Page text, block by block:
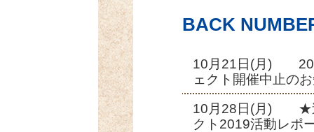
BACK
10月21日(月)
ェクト開催中止の
10月28日(月) ★
クト2019活動レポ